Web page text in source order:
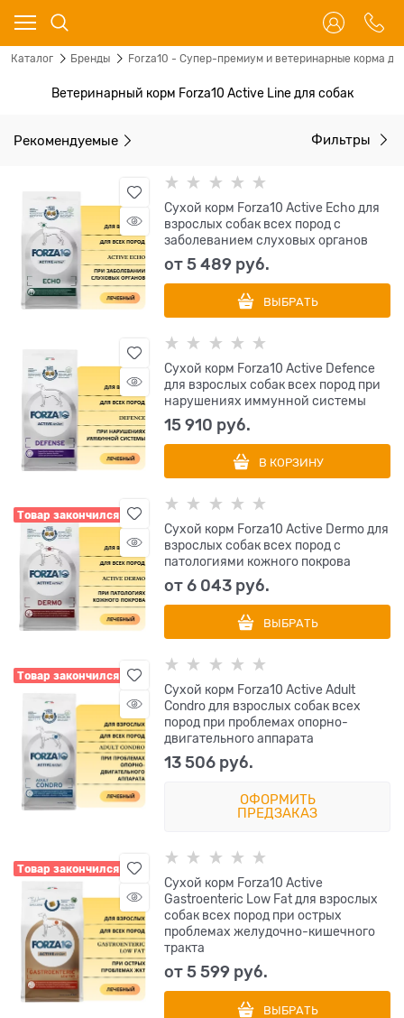
Каталог Бренды Forza10 - Супер-премиум и ветеринарные корма
Ветеринарный корм Forza10 Aсtive Line для собак
Рекомендуемые Фильтры
Сухой корм Forza10 Active Echo для
взрослых собак всех пород с
заболеванием слуховых органов
от5 489 руб.
ВЫБРАТЬ
Сухой корм Forza10 Active Defence
для взрослых собак всех пород при
нарушениях иммунной системы
15 910 руб.
В КОРЗИНУ
Товар закончился
Сухой корм Forza10 Active Dermo для
взрослых собак всех пород с
патологиями кожного покрова
от6 043 руб.
ВЫБРАТЬ
Товар закончился
Сухой корм Forza10 Active Adult
Condro для взрослых собак всех
пород при проблемах опорно-
двигательного аппарата
13 506 руб.
ОФОРМИТЬ
ПРЕДЗАКАЗ
Товар закончился
Сухой корм Forza10 Active
Gastroenteric Low Fat для взрослых
собак всех пород при острых
проблемах желудочно-кишечного
тракта
от5 599 руб.
ВЫБРАТЬ